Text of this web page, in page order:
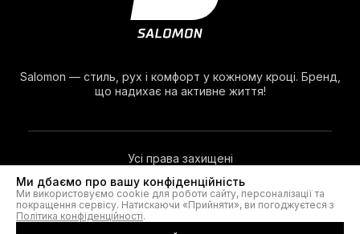
Salomon — стиль, рух і комфорт у кожному кроці. Бренд,
що надихає на активне життя!
Усі права захищені
© 2026. Salomon®
Ми дбаємо про вашу конфіденційність
Ми використовуємо cookie для роботи сайту, персоналізації та
покращення сервісу. Натискаючи «Прийняти», ви погоджуєтеся з
Політика конфіденційності.